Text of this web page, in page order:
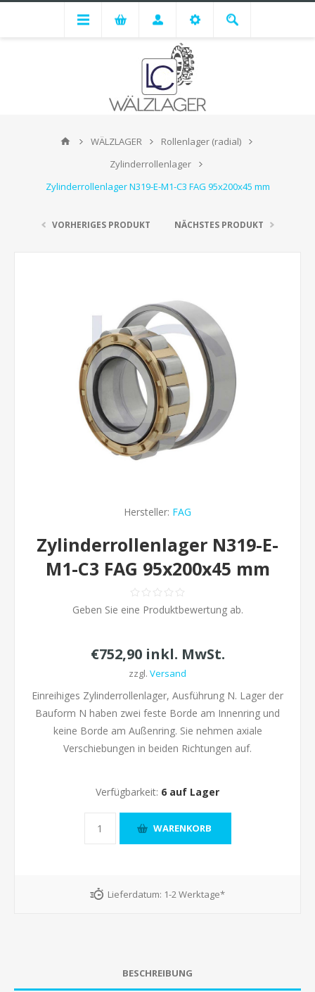
WÄLZLAGER
Rollenlager (radial)
Zylinderrollenlager
Zylinderrollenlager N319-E-M1-C3 FAG 95x200x45 mm
VORHERIGES PRODUKT NÄCHSTES PRODUKT
Hersteller: FAG
Zylinderrollenlager N319-E-
M1-C3 FAG 95x200x45 mm
Geben Sie eine Produktbewertung ab.
€752,90 inkl. MwSt.
zzgl. Versand
Einreihiges Zylinderrollenlager, Ausführung N. Lager der
Bauform N haben zwei feste Borde am Innenring und
keine Borde am Außenring. Sie nehmen axiale
Verschiebungen in beiden Richtungen auf.
Verfügbarkeit: 6 auf Lager
Lieferdatum: 1-2 Werktage*
BESCHREIBUNG